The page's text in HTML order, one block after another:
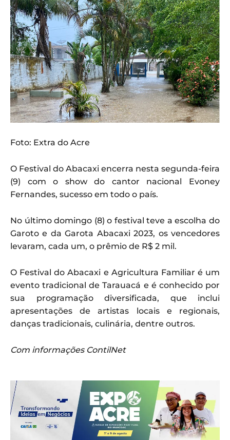
Foto: Extra do Acre
O Festival do Abacaxi encerra nesta segunda-feira
(9) com o show do cantor nacional Evoney
Fernandes, sucesso em todo o país.
No último domingo (8) o festival teve a escolha do
Garoto e da Garota Abacaxi 2023, os vencedores
levaram, cada um, o prêmio de R$ 2 mil.
O Festival do Abacaxi e Agricultura Familiar é um
evento tradicional de Tarauacá e é conhecido por
sua programação diversificada, que inclui
apresentações de artistas locais e regionais,
danças tradicionais, culinária, dentre outros.
Com informações ContilNet